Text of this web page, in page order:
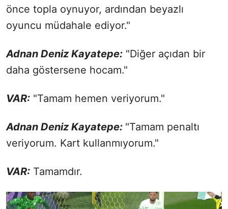
önce topla oynuyor, ardından beyazlı
oyuncu müdahale ediyor."
Adnan Deniz Kayatepe: "Diğer açıdan bir
daha göstersene hocam."
VAR: "Tamam hemen veriyorum."
Adnan Deniz Kayatepe: "Tamam penaltı
veriyorum. Kart kullanmıyorum."
VAR: Tamamdır.